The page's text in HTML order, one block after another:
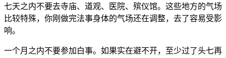
七天之内不要去寺庙、道观、医院、殡仪馆。这些地方的气场
比较特殊，你刚做完法事身体的气场还在调整，去了容易受影
响。
一个月之内不要参加白事。如果实在避不开，至少过了头七再